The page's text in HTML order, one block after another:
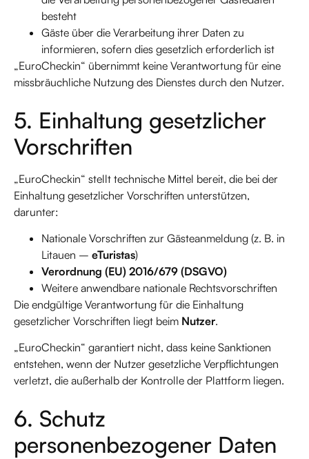
besteht
Gäste über die Verarbeitung ihrer Daten zu
informieren, sofern dies gesetzlich erforderlich ist
„EuroCheckin“ übernimmt keine Verantwortung für eine
missbräuchliche Nutzung des Dienstes durch den Nutzer.
5. Einhaltung gesetzlicher
Vorschriften
„EuroCheckin“ stellt technische Mittel bereit, die bei der
Einhaltung gesetzlicher Vorschriften unterstützen,
darunter:
Nationale Vorschriften zur Gästeanmeldung (z. B. in
Litauen – eTuristas)
Verordnung (EU) 2016/679 (DSGVO)
Weitere anwendbare nationale Rechtsvorschriften
Die endgültige Verantwortung für die Einhaltung
gesetzlicher Vorschriften liegt beim Nutzer.
„EuroCheckin“ garantiert nicht, dass keine Sanktionen
entstehen, wenn der Nutzer gesetzliche Verpflichtungen
verletzt, die außerhalb der Kontrolle der Plattform liegen.
6. Schutz
personenbezogener Daten